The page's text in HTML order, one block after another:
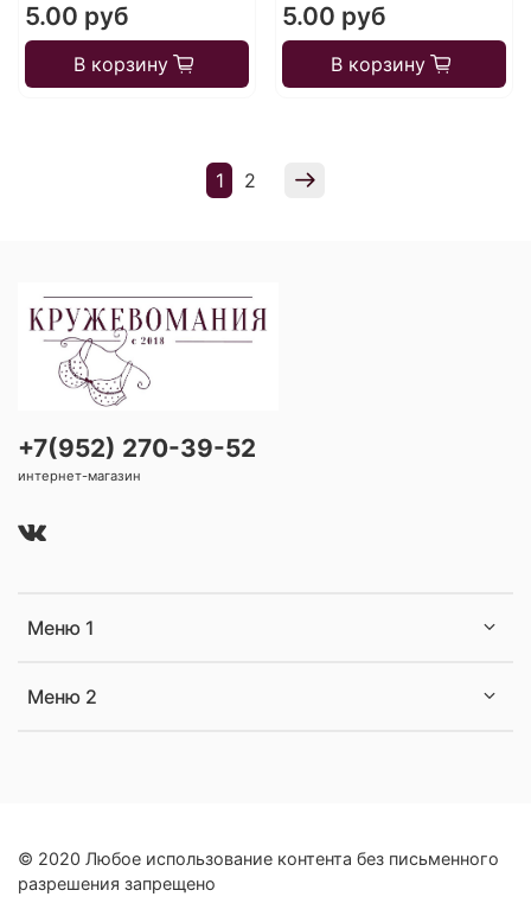
5.00 руб
В корзину
5.00 руб
В корзину
1 2
Меню 1
Меню 2
+7(952) 270-39-52
интернет-магазин
© 2020 Любое использование контента без письменного
разрешения запрещено